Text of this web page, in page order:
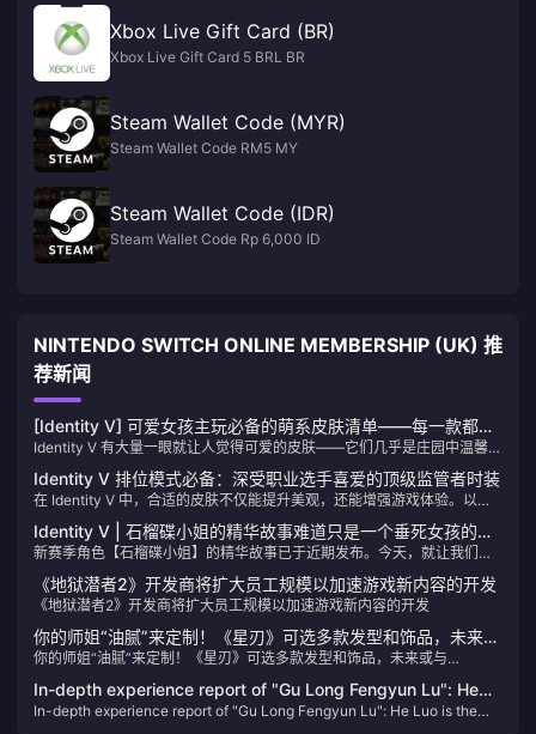
Xbox Live Gift Card (BR)
Xbox Live Gift Card 5 BRL BR
Steam Wallet Code (MYR)
Steam Wallet Code RM5 MY
Steam Wallet Code (IDR)
Steam Wallet Code Rp 6,000 ID
NINTENDO SWITCH ONLINE MEMBERSHIP (UK) 推
荐新闻
[Identity V] 可爱女孩主玩必备的萌系皮肤清单——每一款都绝
对珍贵！
Identity V 有大量一眼就让人觉得可爱的皮肤——它们几乎是庄园中温馨的
能量源。今天，我们来看看一些最可爱的“萌”女孩皮肤。看看有没有哪款
让你的心跳加速吧！
Identity V 排位模式必备：深受职业选手喜爱的顶级监管者时装
在 Identity V 中，合适的皮肤不仅能提升美观，还能增强游戏体验。以下
是一份监管者皮肤精选列表，这些皮肤因其流畅的动画和无遮挡的视野而
备受顶尖玩家青睐。
Identity V | 石榴碟小姐的精华故事难道只是一个垂死女孩的幻
想？
新赛季角色【石榴碟小姐】的精华故事已于近期发布。今天，就让我们深
入探究PV中隐藏的细节吧。
《地狱潜者2》开发商将扩大员工规模以加速游戏新内容的开发
《地狱潜者2》开发商将扩大员工规模以加速游戏新内容的开发
你的师姐“油腻”来定制！《星刃》可选多款发型和饰品，未来或
与《NIKKE》联动
你的师姐“油腻”来定制！《星刃》可选多款发型和饰品，未来或与
In-depth experience report of "Gu Long Fengyun Lu": He
Luo is the sword, the ancient dragon is the scabbard, and
In-depth experience report of "Gu Long Fengyun Lu": He Luo is the